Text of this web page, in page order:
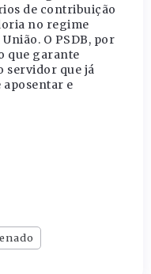
de contribuição
no regime
O PSDB, por
que garante
servidor que já
e